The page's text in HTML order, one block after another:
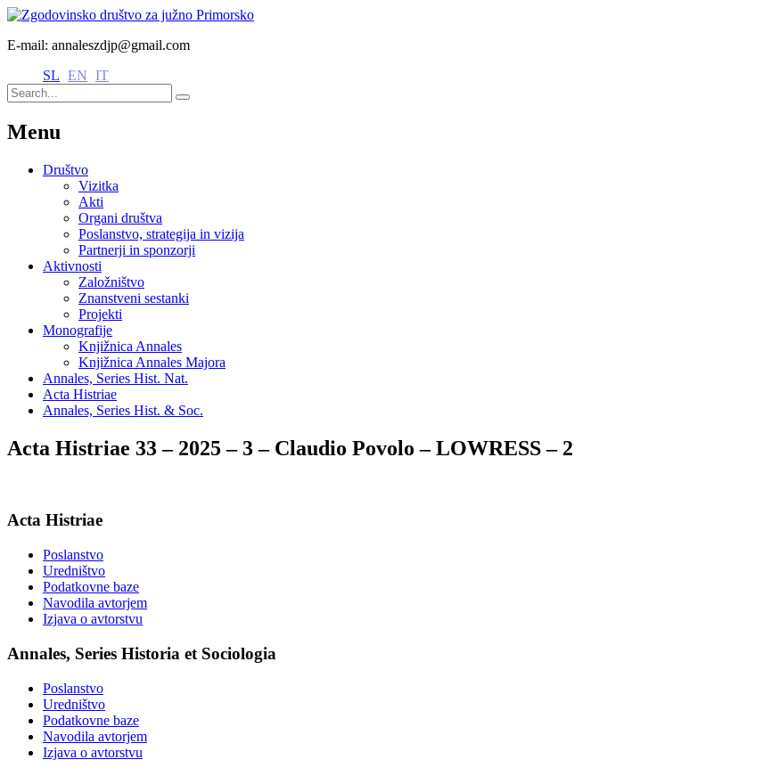
E-mail: annaleszdjp@gmail.com
SL EN IT
Menu
Društvo
Vizitka
Akti
Organi društva
Poslanstvo, strategija in vizija
Partnerji in sponzorji
Aktivnosti
Založništvo
Znanstveni sestanki
Projekti
Monografije
Knjižnica Annales
Knjižnica Annales Majora
Annales, Series Hist. Nat.
Acta Histriae
Annales, Series Hist. & Soc.
Acta Histriae 33 – 2025 – 3 – Claudio Povolo – LOWRESS – 2
Acta Histriae
Poslanstvo
Uredništvo
Podatkovne baze
Navodila avtorjem
Izjava o avtorstvu
Annales, Series Historia et Sociologia
Poslanstvo
Uredništvo
Podatkovne baze
Navodila avtorjem
Izjava o avtorstvu